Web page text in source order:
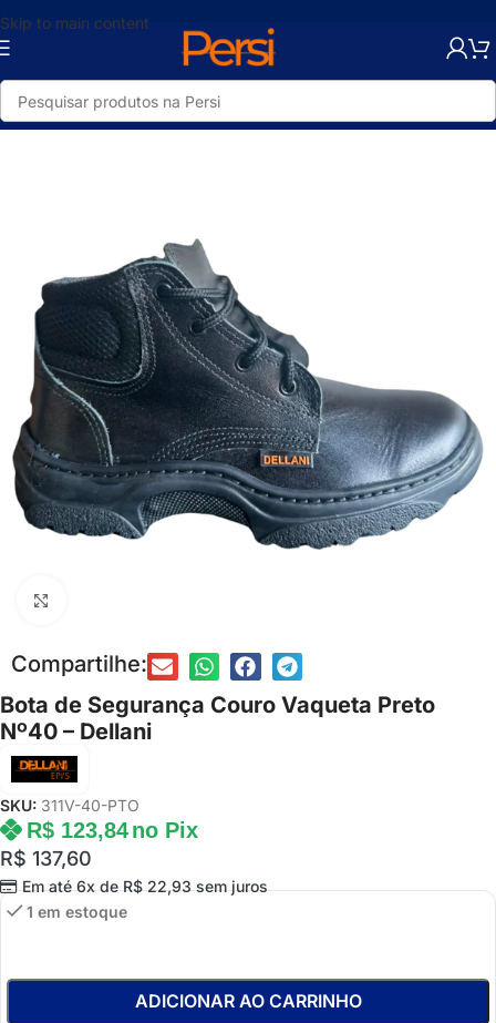
Skip to main content
Início/Loja/Ferramentas/EPI's/Botas e Sapatos
Compartilhe:
Bota de Segurança Couro Vaqueta Preto
Nº40 – Dellani
SKU: 311V-40-PTO
R$ 137,60
Em até 6x deR$22,93sem juros
R$123,84 no Pix
1 em estoque
ADICIONAR AO CARRINHO